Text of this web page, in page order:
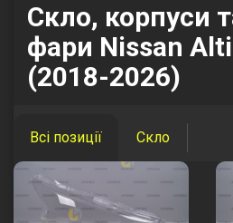
Скло, корпуси
фари Nissan
(2018-2026)
Всі позиції Скло